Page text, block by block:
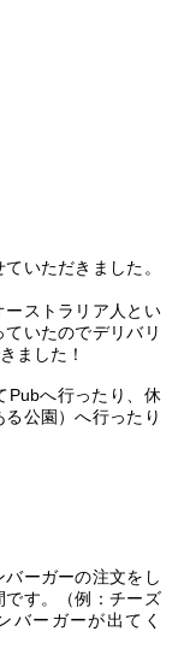
いただきました。
ーストラリア人とい
いたのでデリバリ
ました！
Pubへ行ったり、休
公園）へ行ったり
ーガーの注文をし
です。（例：チーズ
バーガーが出てく